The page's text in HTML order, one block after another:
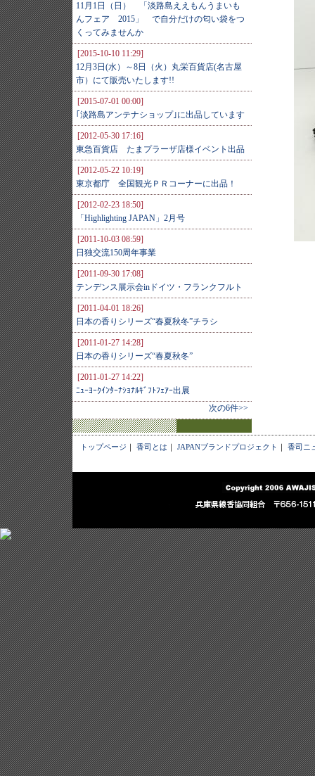
11月1日（日） 「淡路島ええもんうまいも
んフェア 2015」 で自分だけの匂い袋をつ
くってみませんか
[2015-10-10 11:29]
12月3日(水）～8日（火）丸栄百貨店(名古屋
市）にて販売いたします!!
[2015-07-01 00:00]
｢淡路島アンテナショップ｣に出品しています
[2012-05-30 17:16]
東急百貨店 たまプラーザ店様イベント出品
[2012-05-22 10:19]
東京都庁 全国観光ＰＲコーナーに出品！
[2012-02-23 18:50]
「Highlighting JAPAN」2月号
[2011-10-03 08:59]
日独交流150周年事業
[2011-09-30 17:08]
テンデンス展示会inドイツ・フランクフルト
[2011-04-01 18:26]
日本の香りシリーズ“春夏秋冬”チラシ
[2011-01-27 14:28]
日本の香りシリーズ“春夏秋冬”
[2011-01-27 14:22]
ﾆｭｰﾖｰｸｲﾝﾀｰﾅｼｮﾅﾙｷﾞﾌﾄﾌｪｱｰ出展
次の6件>>
トップページ ｜ 香司とは ｜ JAPANブランドプロジェクト ｜ 香司ニ